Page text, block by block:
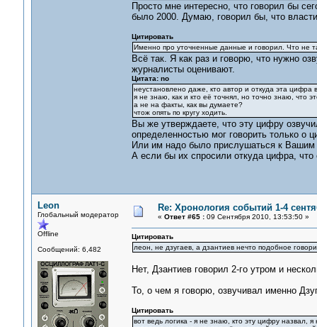
Просто мне интересно, что говорил бы
было 2000. Думаю, говорил бы, что
Цитировать
Именно про уточненные данные и говорил. Что не
Всё так. Я как раз и говорю, что нужно
журналисты оценивают.
Цитата: no
неустановлено даже, кто автор и откуда эта цифра
я не знаю, как и кто её точнял, но точно знаю, что
а не на факты, как вы думаете?
чтож опять по кругу ходить.
Вы же утверждаете, что эту цифру
определенностью мог говорить только о
Или им надо было прислушаться к Вашим
А если бы их спросили откуда цифра,
Leon
Глобальный модератор
Offline
Сообщений: 6,482
Re: Хронология событий 1-4
« Ответ #65 :09 Сентября 2010, 13:53:50 »
Цитировать
леон, не дзугаев, а дзантиев нечто подобное
Нет, Дзантиев говорил 2-го утром и
То, о чем я говорю, озвучивал именно
Цитировать
вот ведь логика - я не знаю, кто эту цифру назвал,